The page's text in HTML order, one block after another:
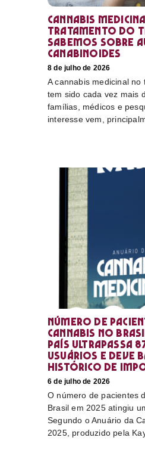
Cannabis
tratamento do
sabemos sobre
canabinoides
8 de julho de 2026
A cannabis medicinal no
tem sido cada vez mais
famílias, médicos e
interesse vem,
Número de
cannabis no
país ultrapassa
usuários e deve
histórico de
6 de julho de 2026
O número de pacientes
Brasil em 2025 atingiu
Segundo o Anuário da
2025, produzido pela